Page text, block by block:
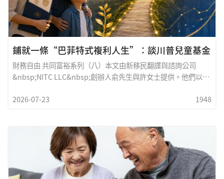
鋪就一條“巴菲特式複利人生”：談川普兒童基金
財務自由 共同富裕系列（八）本文由新移民翻譯與諮詢公司
&nbsp;NITC LLC&nbsp;創辦人俞先生與許女士提供。他們以自
華人家庭裡，長輩給晚輩壓歲錢、紅包是傳統。但很多時候，這
&rdquo;的好政策&mdash;&mdash;川普兒童基金（Trump
Child Savings Account）。為什麼這杯&ldquo;茶&rdquo;，
對上了巴菲特的&ldquo;胃口&rdquo;？股神巴菲特曾多次建
議：&ldquo;普
2026-07-23 1948